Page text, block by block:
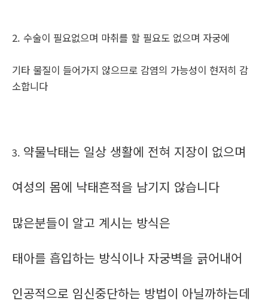
2. 수술이 필요없으며 마취를 할 필요도 없으며 자궁에
기타 물질이 들어가지 않으므로 감염의 가능성이 현저히 감
소합니다
3. 약물낙태는 일상 생활에 전혀 지장이 없으며
여성의 몸에 낙태흔적을 남기지 않습니다
많은분들이 알고 계시는 방식은
태아를 흡입하는 방식이나 자궁벽을 긁어내어
인공적으로 임신중단하는 방법이 아닐까하는데